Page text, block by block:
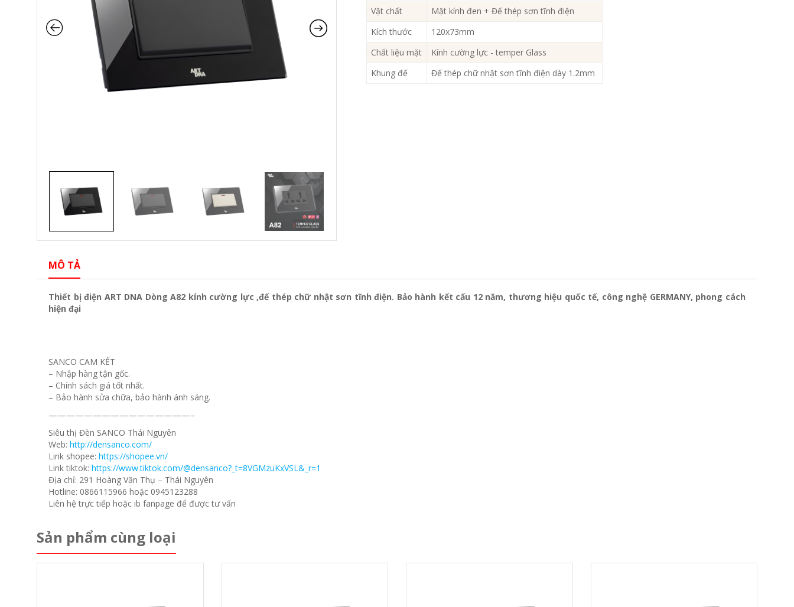
Vật chất
Mặt kính đen + Đế thép sơn tĩnh điện
Kích thước
120x73mm
Chất liệu mặt
Kính cường lực - temper Glass
Khung đế
Đế thép chữ nhật sơn tĩnh điện dày 1.2mm
MÔ TẢ
Thiết bị điện ART DNA Dòng A82 kính cường lực ,đế thép chữ nhật sơn tĩnh điện. Bảo hành kết cấu 12 năm, thương hiệu quốc tế, công nghệ GERMANY, phong cách
hiện đại
SANCO CAM KẾT
– Nhập hàng tận gốc.
– Chính sách giá tốt nhất.
– Bảo hành sửa chữa, bảo hành ánh sáng.
————————————————–
Siêu thị Đèn SANCO Thái Nguyên
Web: http://densanco.com/
Link shopee: https://shopee.vn/
Link tiktok: https://www.tiktok.com/@densanco?_t=8VGMzuKxVSL&_r=1
Địa chỉ: 291 Hoàng Văn Thụ – Thái Nguyên
Hotline: 0866115966 hoặc 0945123288
Liên hệ trực tiếp hoặc ib fanpage để được tư vấn
Sản phẩm cùng loại